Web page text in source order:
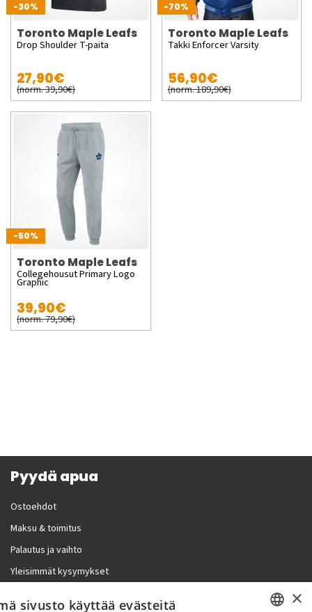
-30%
Toronto Maple Leafs
Drop Shoulder T-paita
27,90€
(norm. 39,90€)
-70%
Toronto Maple Leafs
Takki Enforcer Varsity
56,90€
(norm. 189,90€)
-50%
Toronto Maple Leafs
Collegehousut Primary Logo
Graphic
39,90€
(norm. 79,90€)
Pyydä apua
Ostoehdot
Maksu & toimitus
Palautus ja vaihto
Yleisimmät kysymykset
Lisää meistä ×
sivusto käyttää evästeitä